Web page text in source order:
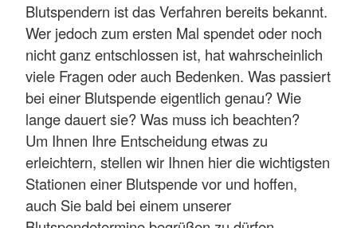
Blutspendern ist das Verfahren bereits bekannt.
Wer jedoch zum ersten Mal spendet oder noch
nicht ganz entschlossen ist, hat wahrscheinlich
viele Fragen oder auch Bedenken. Was passiert
bei einer Blutspende eigentlich genau? Wie
lange dauert sie? Was muss ich beachten?
Um Ihnen Ihre Entscheidung etwas zu
erleichtern, stellen wir Ihnen hier die wichtigsten
Stationen einer Blutspende vor und hoffen,
auch Sie bald bei einem unserer